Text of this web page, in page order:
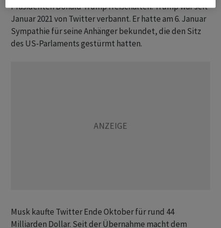
Präsidenten Donald Trump freischalten. Trump war seit
Januar 2021 von Twitter verbannt. Er hatte am 6. Januar
Sympathie für seine Anhänger bekundet, die den Sitz
des US-Parlaments gestürmt hatten.
Musk kaufte Twitter Ende Oktober für rund 44
Milliarden Dollar. Seit der Übernahme macht dem